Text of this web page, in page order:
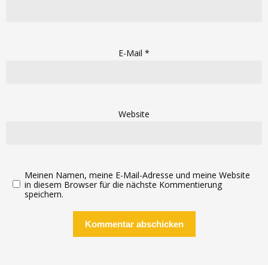
E-Mail *
Website
Meinen Namen, meine E-Mail-Adresse und meine Website
in diesem Browser für die nächste Kommentierung
speichern.